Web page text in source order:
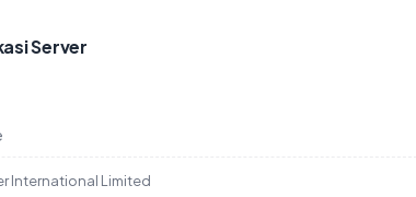
Server
International Limited